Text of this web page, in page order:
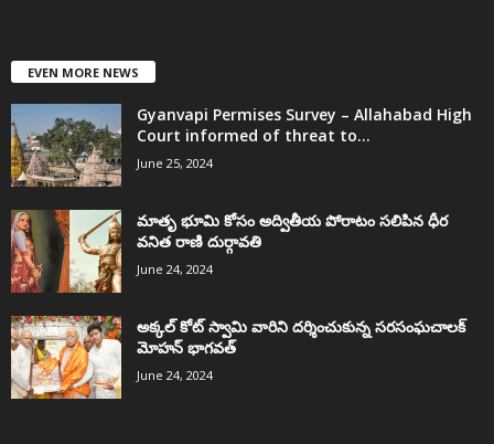
EVEN MORE NEWS
Gyanvapi Permises Survey – Allahabad High
Court informed of threat to...
June 25, 2024
మాతృ భూమి కోసం అద్వితీయ పోరాటం సలిపిన ధీర
వనిత రాణి దుర్గావతి
June 24, 2024
అక్కల్‌ కోట్‌ స్వామి వారిని దర్శించుకున్న సరసంఘచాలక్
మోహన్ భాగవత్
June 24, 2024